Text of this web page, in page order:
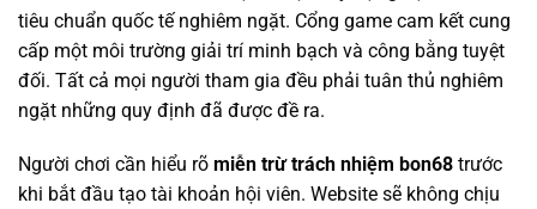
tiêu chuẩn quốc tế nghiêm ngặt. Cổng game cam kết cung
cấp một môi trường giải trí minh bạch và công bằng tuyệt
đối. Tất cả mọi người tham gia đều phải tuân thủ nghiêm
ngặt những quy định đã được đề ra.
Người chơi cần hiểu rõ miễn trừ trách nhiệm bon68 trước
khi bắt đầu tạo tài khoản hội viên. Website sẽ không chịu